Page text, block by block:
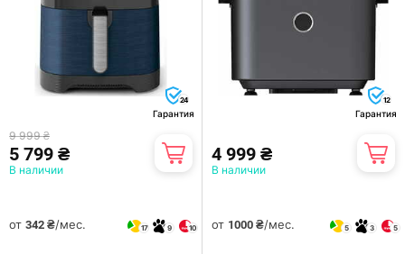
24
Гарантия
9 999 ₴
5 799 ₴
В наличии
от 342 ₴/мес. 17 9 10
12
Гарантия
4 999 ₴
В наличии
от 1000 ₴/мес. 5 3 5